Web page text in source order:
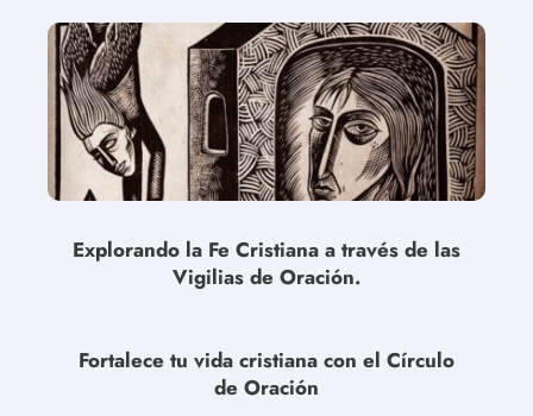
Explorando la Fe Cristiana a través de las
Vigilias de Oración.
Fortalece tu vida cristiana con el Círculo
de Oración